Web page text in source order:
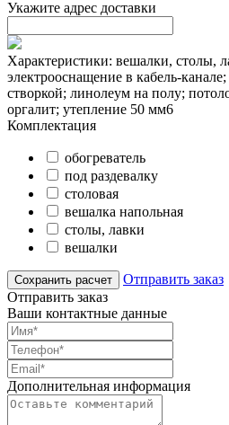
Укажите адрес доставки
Характеристики: вешалки, столы,
электрооснащение в кабель-
створкой; линолеум на полу;
оргалит; утепление 50 мм6
Комплектация
обогреватель
под раздевалку
столовая
вешалка напольная
столы, лавки
вешалки
Отправить заказ
Отправить заказ
Ваши контактные данные
Дополнительная информация